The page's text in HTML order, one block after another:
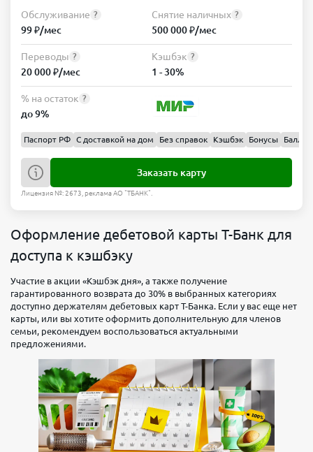
Обслуживание ?
99 ₽/мес
Снятие наличных ?
500 000 ₽/мес
Переводы ?
20 000 ₽/мес
Кэшбэк ?
1 - 30%
% на остаток ?
до 9%
Паспорт РФ С доставкой на дом Без справок Кэшбэк Бонусы Баллы
Заказать карту
Лицензия №: 2673, реклама АО "ТБАНК".
Оформление дебетовой карты Т-Банк для
доступа к кэшбэку
Участие в акции «Кэшбэк дня», а также получение
гарантированного возврата до 30% в выбранных категориях
доступно держателям дебетовых карт Т-Банка. Если у вас еще нет
карты, или вы хотите оформить дополнительную для членов
семьи, рекомендуем воспользоваться актуальными
предложениями.